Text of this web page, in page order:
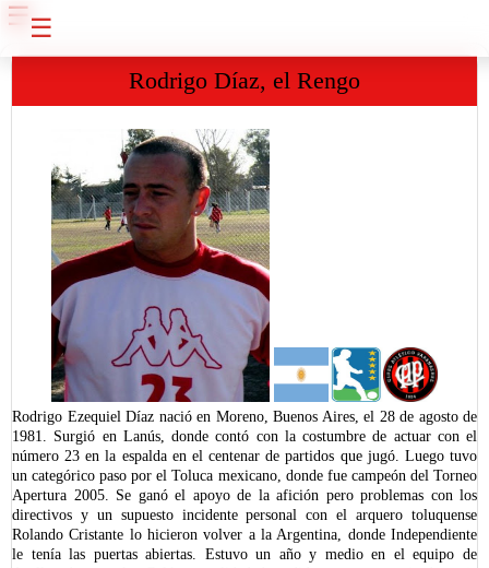
☰
☰
Rodrigo Díaz, el Rengo
Rodrigo Ezequiel Díaz nació en Moreno, Buenos Aires, el 28 de agosto de
1981. Surgió en Lanús, donde contó con la costumbre de actuar con el
número 23 en la espalda en el centenar de partidos que jugó. Luego tuvo
un categórico paso por el Toluca mexicano, donde fue campeón del Torneo
Apertura 2005. Se ganó el apoyo de la afición pero problemas con los
directivos y un supuesto incidente personal con el arquero toluquense
Rolando Cristante lo hicieron volver a la Argentina, donde Independiente
le tenía las puertas abiertas. Estuvo un año y medio en el equipo de